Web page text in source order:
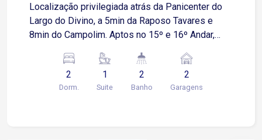
Localização privilegiada atrás da Panicenter do
Largo do Divino, a 5min da Raposo Tavares e
8min do Campolim. Aptos no 15º e 16º Andar,
cozinha grandes e integradas, varanda grande, já
com Grill e com linda vista do pôr do sol. 2
(DUAS) Vagas cobertas e fixas no nível da rua.
2
Dorm.
1
Suite
2
Banho
2
Garagens